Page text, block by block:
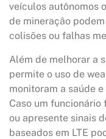
veículos autônomos
de mineração
colisões ou falhas
Além de melhorar a
permite o uso de
monitoram a saúde
Caso um
ou apresente sinais
baseados em LTE